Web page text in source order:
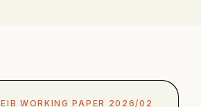
EIB WORKING PAPER 2026/02